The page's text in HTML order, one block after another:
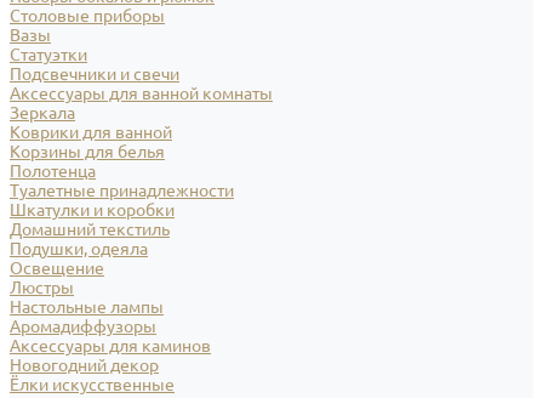
Столовые приборы
Вазы
Статуэтки
Подсвечники и свечи
Аксессуары для ванной комнаты
Зеркала
Коврики для ванной
Корзины для белья
Полотенца
Туалетные принадлежности
Шкатулки и коробки
Домашний текстиль
Подушки, одеяла
Освещение
Люстры
Настольные лампы
Аромадиффузоры
Аксессуары для каминов
Новогодний декор
Ёлки искусственные